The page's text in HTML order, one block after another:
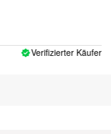
Verifizierter Käufer